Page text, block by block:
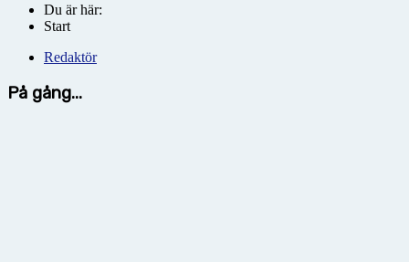
Du är här:
Start
Redaktör
På gång...